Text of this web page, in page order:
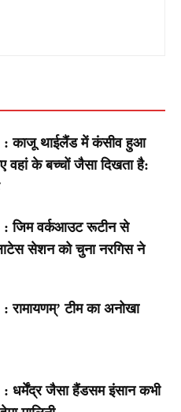
काजू थाईलैंड में कंसीव हुआ
वहां के बच्चों जैसा दिखता है:
जिम वर्कआउट रूटीन से
सेशन को चुना नरगिस ने
टीम का अनोखा
धर्मेंद्र जैसा हैंडसम इंसान कभी